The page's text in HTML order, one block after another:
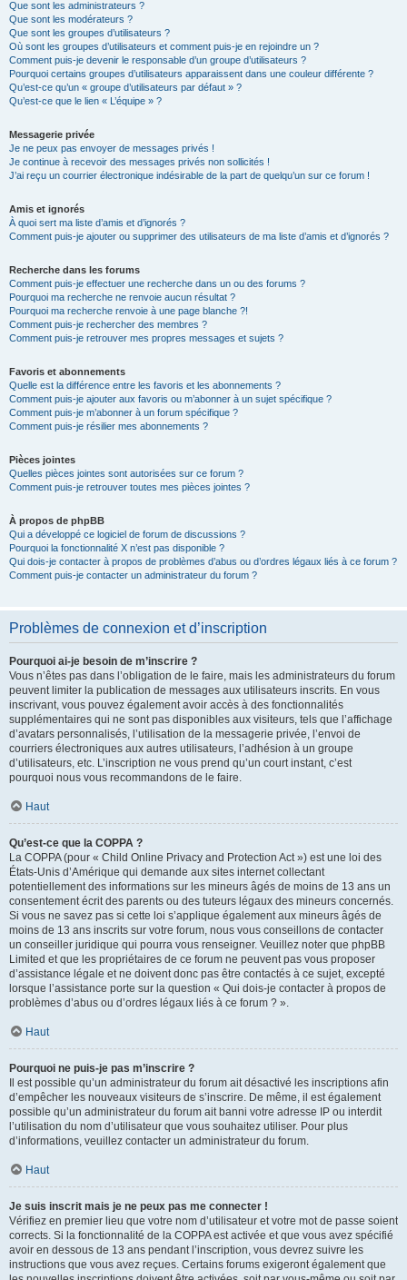
Que sont les administrateurs ?
Que sont les modérateurs ?
Que sont les groupes d’utilisateurs ?
Où sont les groupes d’utilisateurs et comment puis-je en rejoindre un ?
Comment puis-je devenir le responsable d’un groupe d’utilisateurs ?
Pourquoi certains groupes d’utilisateurs apparaissent dans une couleur différente ?
Qu’est-ce qu’un « groupe d’utilisateurs par défaut » ?
Qu’est-ce que le lien « L’équipe » ?
Messagerie privée
Je ne peux pas envoyer de messages privés !
Je continue à recevoir des messages privés non sollicités !
J’ai reçu un courrier électronique indésirable de la part de quelqu’un sur ce forum !
Amis et ignorés
À quoi sert ma liste d’amis et d’ignorés ?
Comment puis-je ajouter ou supprimer des utilisateurs de ma liste d’amis et d’ignorés ?
Recherche dans les forums
Comment puis-je effectuer une recherche dans un ou des forums ?
Pourquoi ma recherche ne renvoie aucun résultat ?
Pourquoi ma recherche renvoie à une page blanche ?!
Comment puis-je rechercher des membres ?
Comment puis-je retrouver mes propres messages et sujets ?
Favoris et abonnements
Quelle est la différence entre les favoris et les abonnements ?
Comment puis-je ajouter aux favoris ou m’abonner à un sujet spécifique ?
Comment puis-je m’abonner à un forum spécifique ?
Comment puis-je résilier mes abonnements ?
Pièces jointes
Quelles pièces jointes sont autorisées sur ce forum ?
Comment puis-je retrouver toutes mes pièces jointes ?
À propos de phpBB
Qui a développé ce logiciel de forum de discussions ?
Pourquoi la fonctionnalité X n’est pas disponible ?
Qui dois-je contacter à propos de problèmes d’abus ou d’ordres légaux liés à ce forum ?
Comment puis-je contacter un administrateur du forum ?
Problèmes de connexion et d’inscription
Pourquoi ai-je besoin de m’inscrire ?
Vous n’êtes pas dans l’obligation de le faire, mais les administrateurs du forum
peuvent limiter la publication de messages aux utilisateurs inscrits. En vous
inscrivant, vous pouvez également avoir accès à des fonctionnalités
supplémentaires qui ne sont pas disponibles aux visiteurs, tels que l’affichage
d’avatars personnalisés, l’utilisation de la messagerie privée, l’envoi de
courriers électroniques aux autres utilisateurs, l’adhésion à un groupe
d’utilisateurs, etc. L’inscription ne vous prend qu’un court instant, c’est
pourquoi nous vous recommandons de le faire.
Haut
Qu’est-ce que la COPPA ?
La COPPA (pour « Child Online Privacy and Protection Act ») est une loi des
États-Unis d’Amérique qui demande aux sites internet collectant
potentiellement des informations sur les mineurs âgés de moins de 13 ans un
consentement écrit des parents ou des tuteurs légaux des mineurs concernés.
Si vous ne savez pas si cette loi s’applique également aux mineurs âgés de
moins de 13 ans inscrits sur votre forum, nous vous conseillons de contacter
un conseiller juridique qui pourra vous renseigner. Veuillez noter que phpBB
Limited et que les propriétaires de ce forum ne peuvent pas vous proposer
d’assistance légale et ne doivent donc pas être contactés à ce sujet, excepté
lorsque l’assistance porte sur la question « Qui dois-je contacter à propos de
problèmes d’abus ou d’ordres légaux liés à ce forum ? ».
Haut
Pourquoi ne puis-je pas m’inscrire ?
Il est possible qu’un administrateur du forum ait désactivé les inscriptions afin
d’empêcher les nouveaux visiteurs de s’inscrire. De même, il est également
possible qu’un administrateur du forum ait banni votre adresse IP ou interdit
l’utilisation du nom d’utilisateur que vous souhaitez utiliser. Pour plus
d’informations, veuillez contacter un administrateur du forum.
Haut
Je suis inscrit mais je ne peux pas me connecter !
Vérifiez en premier lieu que votre nom d’utilisateur et votre mot de passe soient
corrects. Si la fonctionnalité de la COPPA est activée et que vous avez spécifié
avoir en dessous de 13 ans pendant l’inscription, vous devrez suivre les
instructions que vous avez reçues. Certains forums exigeront également que